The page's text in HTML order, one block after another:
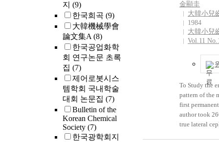
지 (9)
한국희곡 (9)
大韓機械學會
論文集A(8)
한국공업화학
회 연구논문 초록
집 (7)
제어로봇시스
템학회 국내학술
대회 논문집 (7)
Bulletin of the
Korean Chemical
Society (7)
한국광학회지
freedom for
orgnaization.
suggests that
to achieve
should be
rights for the
respect, and
the well
economis
equal
people's right
security is the
" freedom
variety. In this
research
with a series
research
tools to
research
presented in
research frame
for empirical
future.
金顯圭
大韓小兒
1984
大韓小兒
Vol.11
To Study the
pattern of the
first
author took
true lateral